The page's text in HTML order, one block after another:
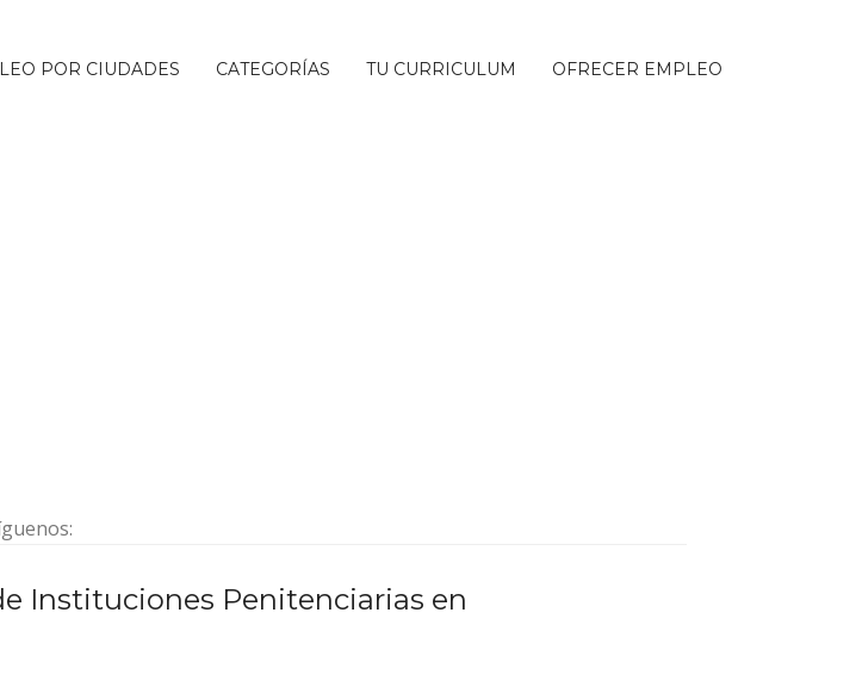
POR CIUDADES CATEGORÍAS TU CURRICULUM OFRECER EMPLEO
Instituciones Penitenciarias en